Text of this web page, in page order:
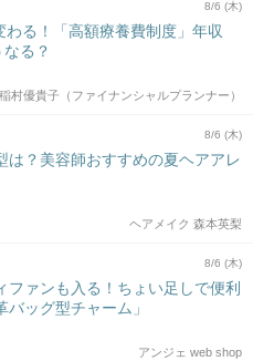
8/6 (木)
わる！「高額療養費制度」年収
る？
稲村優貴子（ファイナンシャルプランナー）
8/6 (木)
は？美容師おすすめの夏ヘアアレ
ヘアメイク 森本英梨
8/6 (木)
ファンも入る！ちょい足しで便利
バッグ型チャーム」
アンジェ web shop